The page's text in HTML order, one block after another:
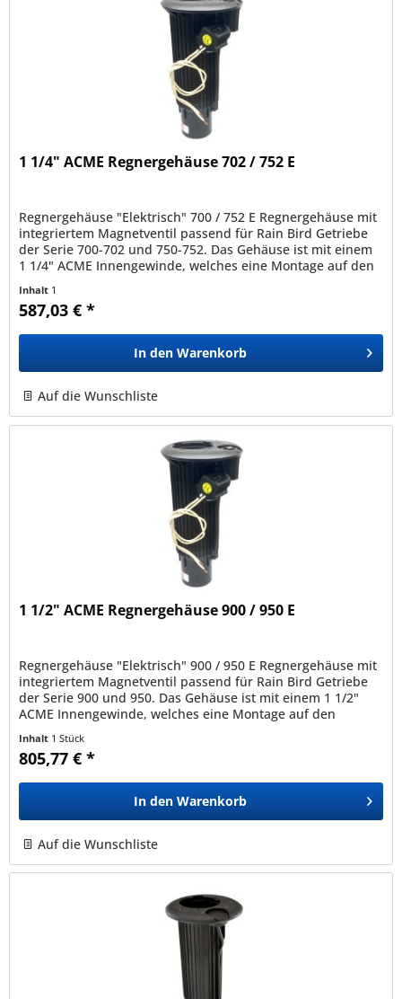
1 1/4" ACME Regnergehäuse 702 / 752 E
Regnergehäuse "Elektrisch" 700 / 752 E Regnergehäuse mit
integriertem Magnetventil passend für Rain Bird Getriebe
der Serie 700-702 und 750-752. Das Gehäuse ist mit einem
1 1/4" ACME Innengewinde, welches eine Montage auf den
Inhalt 1
587,03 € *
In den Warenkorb
Auf die Wunschliste
1 1/2" ACME Regnergehäuse 900 / 950 E
Regnergehäuse "Elektrisch" 900 / 950 E Regnergehäuse mit
integriertem Magnetventil passend für Rain Bird Getriebe
der Serie 900 und 950. Das Gehäuse ist mit einem 1 1/2"
ACME Innengewinde, welches eine Montage auf den
Inhalt 1 Stück
805,77 € *
In den Warenkorb
Auf die Wunschliste